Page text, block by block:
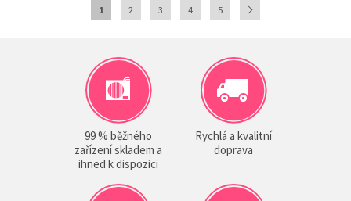
1 2 3 4 5
99 % běžného
zařízení skladem a
ihned k dispozici
Rychlá a kvalitní
doprava